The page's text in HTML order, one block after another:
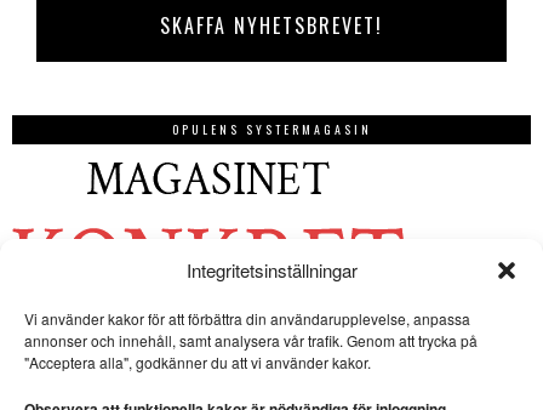
Integritetsinställningar
Vi använder kakor för att förbättra din användarupplevelse, anpassa
annonser och innehåll, samt analysera vår trafik. Genom att trycka på
"Acceptera alla", godkänner du att vi använder kakor.
OPULENS SYSTERMAGASIN